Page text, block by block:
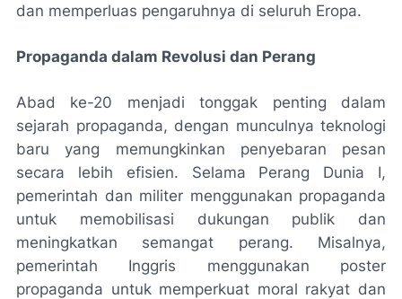
dan memperluas pengaruhnya di seluruh Eropa.
Propaganda dalam Revolusi dan Perang
Abad ke-20 menjadi tonggak penting dalam
sejarah propaganda, dengan munculnya teknologi
baru yang memungkinkan penyebaran pesan
secara lebih efisien. Selama Perang Dunia I,
pemerintah dan militer menggunakan propaganda
untuk memobilisasi dukungan publik dan
meningkatkan semangat perang. Misalnya,
pemerintah Inggris menggunakan poster
propaganda untuk memperkuat moral rakyat dan